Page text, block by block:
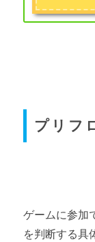
プリフ
ゲームに参加
を判断する具